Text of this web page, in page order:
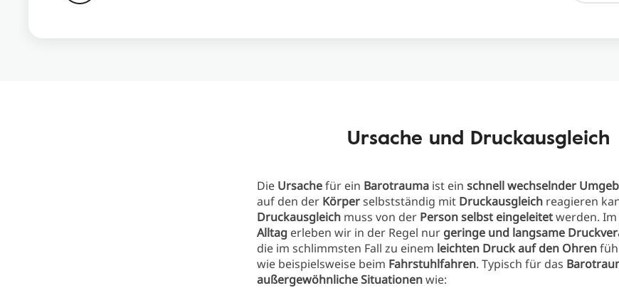
Ursache und Druckausgleich
Die Ursachefür ein Barotrauma ist ein schnell wechselnder
auf den der Körperselbstständig mit Druckausgleich reagieren
Druckausgleich muss von der Person selbst eingeleitetwerden. Im
Alltag erleben wir in der Regel nur geringe und langsame
die im schlimmsten Fall zu einem leichten Druck auf den Ohren
wie beispielsweise beim Fahrstuhlfahren. Typisch für das
außergewöhnliche Situationenwie: